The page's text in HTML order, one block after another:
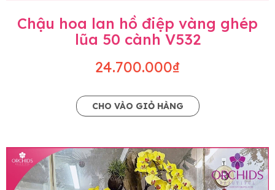
Chậu hoa lan hồ điệp vàng ghép
lũa 50 cành V532
24.700.000₫
CHO VÀO GIỎ HÀNG